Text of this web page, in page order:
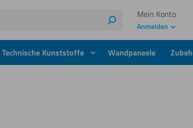
Suchen
Mein Konto
Anmelden
Technische Kunststoffe Wandpaneele